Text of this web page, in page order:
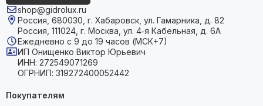
shop@gidrolux.ru
Россия, 680030, г. Хабаровск, ул. Гамарника, д. 82
Россия, 111024, г. Москва, ул. 4‑я Кабельная, д. 6А
Ежедневно с 9 до 19 часов (МСК+7)
ИП Онищенко Виктор Юрьевич
ИНН: 272549071269
ОГРНИП: 319272400052442
Покупателям